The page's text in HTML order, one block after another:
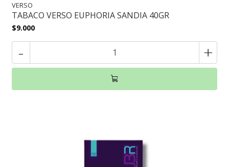
VERSO
TABACO VERSO EUPHORIA SANDIA 40GR
$9.000
- +